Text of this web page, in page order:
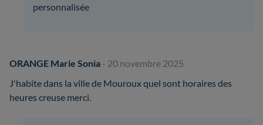
personnalisée
ORANGE Marie Sonia - 20 novembre 2025
J'habite dans la ville de Mouroux quel sont horaires des
heures creuse merci.